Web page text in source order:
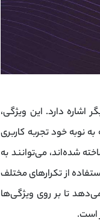
اشاره دارد. این ویژگی،
نوبه خود تجربه کاربری
شده‌اند، می‌توانند به
از تکرارهای مختلف
تا بر روی ویژگی‌ها
است.